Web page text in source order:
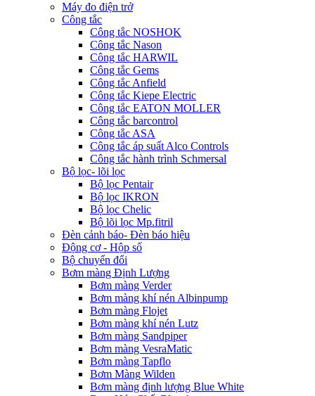
Máy đo điện trở
Công tắc
Công tắc NOSHOK
Công tắc Nason
Công tắc HARWIL
Công tắc Gems
Công tắc Anfield
Công tắc Kiepe Electric
Công tắc EATON MOLLER
Công tắc barcontrol
Công tắc ASA
Công tắc áp suất Alco Controls
Công tắc hành trình Schmersal
Bộ lọc- lõi lọc
Bộ lọc Pentair
Bộ lọc IKRON
Bộ lọc Chelic
Bộ lõi lọc Mp.fitril
Đèn cảnh báo- Đèn báo hiệu
Động cơ - Hộp số
Bộ chuyển đổi
Bơm màng Định Lượng
Bơm màng Verder
Bơm màng khí nén Albinpump
Bơm màng Flojet
Bơm màng khí nén Lutz
Bơm màng Sandpiper
Bơm màng VesraMatic
Bơm màng Tapflo
Bơm Màng Wilden
Bơm màng định lượng Blue White